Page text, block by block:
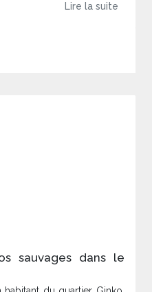
Lire la suite
sauvages dans le